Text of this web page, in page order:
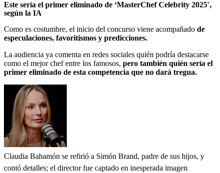
Este sería el primer eliminado de ‘MasterChef Celebrity 2025′,
según la IA
Como es costumbre, el inicio del concurso viene acompañado de
especulaciones, favoritismos y predicciones.
La audiencia ya comenta en redes sociales quién podría destacarse
como el mejor chef entre los famosos, pero también quién sería el
primer eliminado de esta competencia que no dará tregua.
Claudia Bahamón se refirió a Simón Brand, padre de sus hijos, y
contó detalles; el director fue captado en inesperada imagen